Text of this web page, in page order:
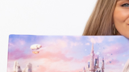
Ваш регион доставки
Выберите из списка: